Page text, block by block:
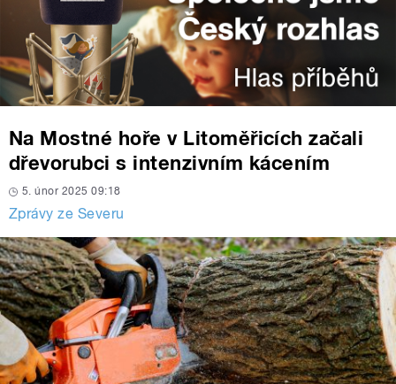
Na Mostné hoře v Litoměřicích začali
dřevorubci s intenzivním kácením
5. únor 2025 09:18
Zprávy ze Severu